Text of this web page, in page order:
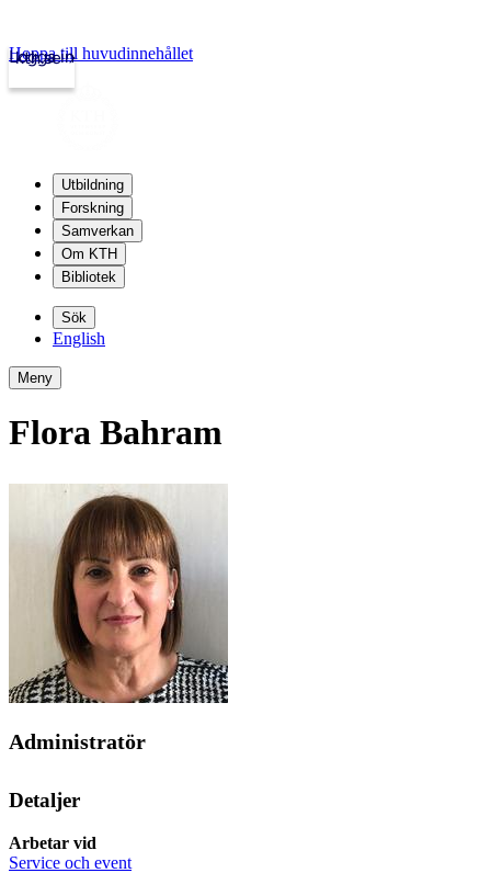
kth.se
Logga in
Hoppa till huvudinnehållet
Utbildning
Forskning
Samverkan
Om KTH
Bibliotek
Sök
English
Meny
Flora Bahram
Administratör
Detaljer
Arbetar vid
Service och event